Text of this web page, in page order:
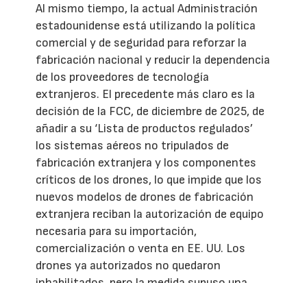
Al mismo tiempo, la actual Administración
estadounidense está utilizando la política
comercial y de seguridad para reforzar la
fabricación nacional y reducir la dependencia
de los proveedores de tecnología
extranjeros. El precedente más claro es la
decisión de la FCC, de diciembre de 2025, de
añadir a su ‘Lista de productos regulados’
los sistemas aéreos no tripulados de
fabricación extranjera y los componentes
críticos de los drones, lo que impide que los
nuevos modelos de drones de fabricación
extranjera reciban la autorización de equipo
necesaria para su importación,
comercialización o venta en EE. UU. Los
drones ya autorizados no quedaron